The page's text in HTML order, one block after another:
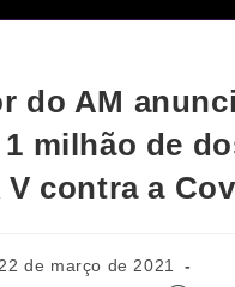
do AM
milhão de
contra a
22 de março de 2021